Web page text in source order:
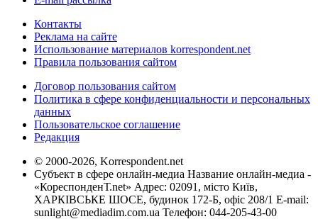
Контакты
Реклама на сайте
Использование материалов korrespondent.net
Правила пользования сайтом
Договор пользования сайтом
Политика в сфере конфиденциальности и персональных
данных
Пользовательское соглашение
Редакция
© 2000-2026, Korrespondent.net
Субъект в сфере онлайн-медиа Название онлайн-медиа -
«КореспонденТ.net» Адрес: 02091, місто Київ,
ХАРКІВСЬКЕ ШОСЕ, будинок 172-Б, офіс 208/1 E-mail:
sunlight@mediadim.com.ua Телефон: 044-205-43-00